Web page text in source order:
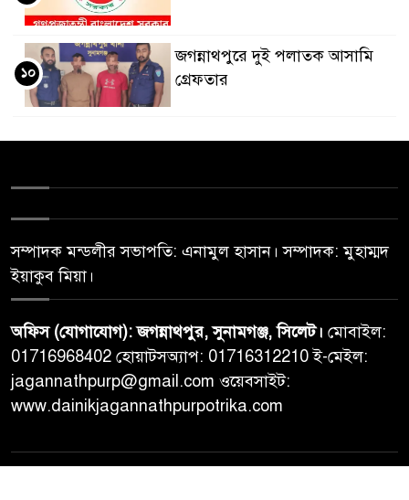
জগন্নাথপুরে দুই পলাতক আসামি
গ্রেফতার
১০
সম্পাদক মন্ডলীর সভাপতি: এনামুল হাসান। সম্পাদক: মুহাম্মদ
ইয়াকুব মিয়া।
অফিস (যোগাযোগ): জগন্নাথপুর, সুনামগঞ্জ, সিলেট। মোবাইল:
01716968402 হোয়াটসঅ্যাপ: 01716312210 ই-মেইল:
jagannathpurp@gmail.com ওয়েবসাইট:
www.dainikjagannathpurpotrika.com